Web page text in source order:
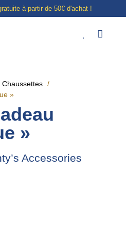
à partir de 50€ d'achat !
Chaussettes
»
»
Accessories